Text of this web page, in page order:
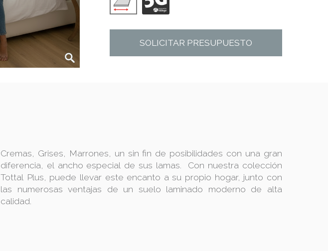
SOLICITAR PRESUPUESTO
Cremas, Grises, Marrones, un sin fin de posibilidades con una gran
diferencia, el ancho especial de sus lamas. Con nuestra colección
Tottal Plus, puede llevar este encanto a su propio hogar, junto con
las numerosas ventajas de un suelo laminado moderno de alta
calidad.